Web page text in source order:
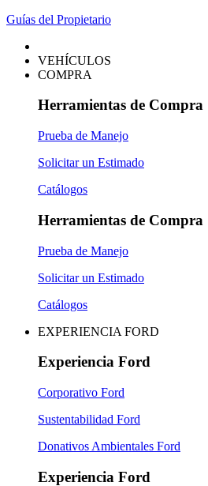
Guías del Propietario
VEHÍCULOS
COMPRA
Herramientas de Compra
Prueba de Manejo
Solicitar un Estimado
Catálogos
Herramientas de Compra
Prueba de Manejo
Solicitar un Estimado
Catálogos
EXPERIENCIA FORD
Experiencia Ford
Corporativo Ford
Sustentabilidad Ford
Donativos Ambientales Ford
Experiencia Ford